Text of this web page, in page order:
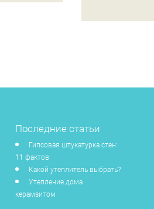
Последние статьи
Гипсовая штукатурка стен:
11 фактов
Какой утеплитель выбрать?
Утепление дома
керамзитом